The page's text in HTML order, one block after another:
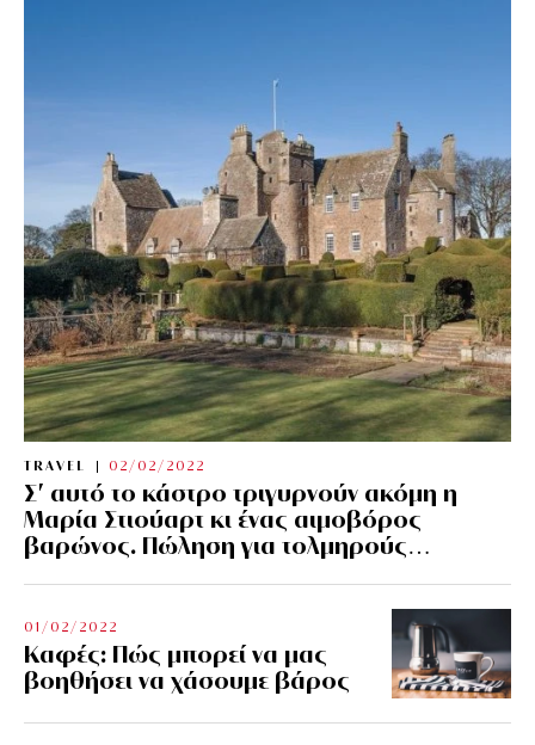
TRAVEL 02/02/2022
Σ’ αυτό το κάστρο τριγυρνούν ακόμη η
Μαρία Στιούαρτ κι ένας αιμοβόρος
βαρώνος. Πώληση για τολμηρούς…
01/02/2022
Kαφές: Πώς μπορεί να μας
βοηθήσει να χάσουμε βάρος